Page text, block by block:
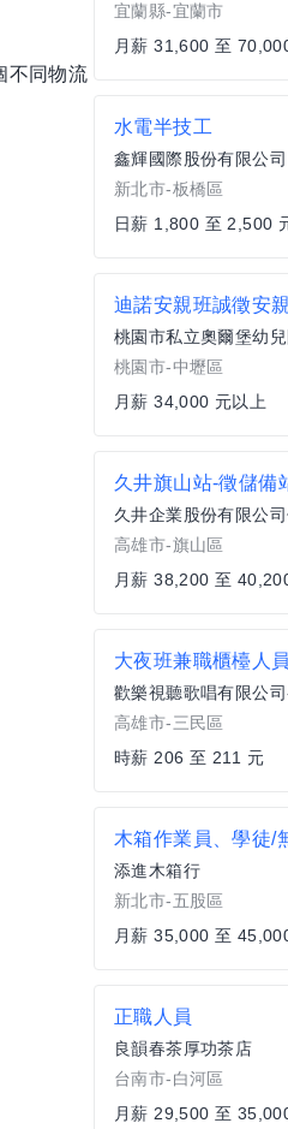
不同物流
宜蘭縣-宜蘭市
月薪 31,600 至
水電半技工
鑫輝國際股份有限公司
新北市-板橋區
日薪 1,800 至 2,500
桃園市私立奧爾堡幼兒
桃園市-中壢區
月薪 34,000 元以上
久井旗山站-徵儲備
高雄市-旗山區
月薪 38,200 至
大夜班兼職櫃檯人員
歡樂視聽歌唱有限公
高雄市-三民區
時薪 206 至 211 元
添進木箱行
新北市-五股區
月薪 35,000 至
正職人員
良韻春茶厚功茶店
台南市-白河區
月薪 29,500 至